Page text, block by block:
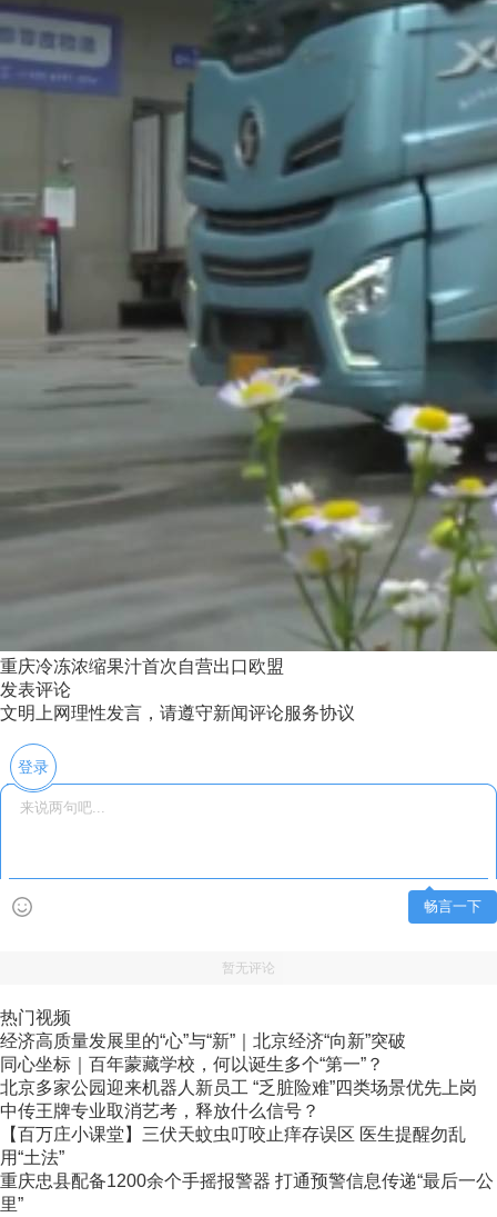
重庆冷冻浓缩果汁首次自营出口欧盟
发表评论
文明上网理性发言，请遵守新闻评论服务协议
登录
畅言一下
暂无评论
热门视频
经济高质量发展里的“心”与“新”｜北京经济“向新”突破
同心坐标｜百年蒙藏学校，何以诞生多个“第一”？
北京多家公园迎来机器人新员工 “乏脏险难”四类场景优先上岗
中传王牌专业取消艺考，释放什么信号？
【百万庄小课堂】三伏天蚊虫叮咬止痒存误区 医生提醒勿乱
用“土法”
重庆忠县配备1200余个手摇报警器 打通预警信息传递“最后一公
里”